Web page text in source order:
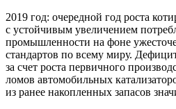
2019 год: очередной год роста
с устойчивым увеличением
промышленности на фоне
стандартов по всему миру.
за счет роста первичного
ломов автомобильных
из ранее накопленных запасов